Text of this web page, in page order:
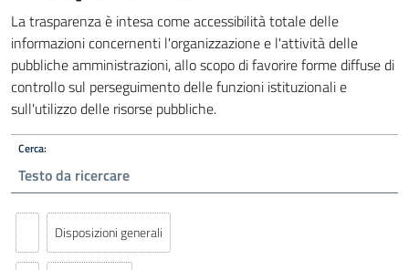
La trasparenza è intesa come accessibilità totale delle
informazioni concernenti l'organizzazione e l'attività delle
pubbliche amministrazioni, allo scopo di favorire forme diffuse di
controllo sul perseguimento delle funzioni istituzionali e
sull'utilizzo delle risorse pubbliche.
Cerca:
Disposizioni generali